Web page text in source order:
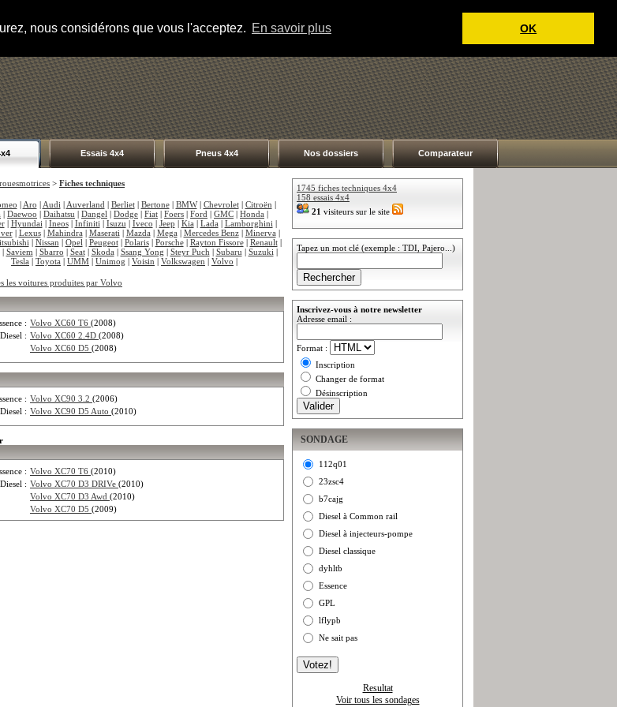
nous considérons que vous l'acceptez. En savoir plus OK
Essais 4x4 Pneus 4x4 Nos dossiers Comparateur
> Fiches techniques
| Aro | Audi | Auverland | Berliet| Bertone| BMW| Chevrolet| Citroën |
| Daewoo | Daihatsu | Dangel | Dodge | Fiat | Foers | Ford | GMC | Honda |
| Hyundai | Ineos| Infiniti | Isuzu | Iveco | Jeep | Kia | Lada | Lamborghini |
| Lexus| Mahindra | Maserati | Mazda | Mega | Mercedes Benz| Minerva |
| Nissan | Opel | Peugeot| Polaris| Porsche| Rayton Fissore| Renault|
| Saviem | Sbarro | Seat| Skoda | Ssang Yong | Steyr Puch | Subaru | Suzuki |
Tesla | Toyota | UMM | Unimog | Voisin | Volkswagen | Volvo |
les voitures produites par Volvo
: Volvo XC60 T6 (2008)
Diesel : Volvo XC60 2.4D (2008)
Volvo XC60 D5 (2008)
: Volvo XC90 3.2 (2006)
Diesel : Volvo XC90 D5 Auto (2010)
: Volvo XC70 T6 (2010)
Diesel : Volvo XC70 D3 DRIVe (2010)
Volvo XC70 D3 Awd (2010)
Volvo XC70 D5 (2009)
1745 fiches techniques 4x4
158 essais 4x4
21 visiteurs sur le site
Tapez un mot clé (exemple : TDI, Pajero...)
Inscrivez-vous à notre newsletter
Adresse email :
Format :
Inscription
Changer de format
Désinscription
SONDAGE
112q01
23zsc4
b7cajg
Diesel à Common rail
Diesel à injecteurs-pompe
Diesel classique
dyhltb
Essence
GPL
lflypb
Ne sait pas
Resultat
Voir tous les sondages